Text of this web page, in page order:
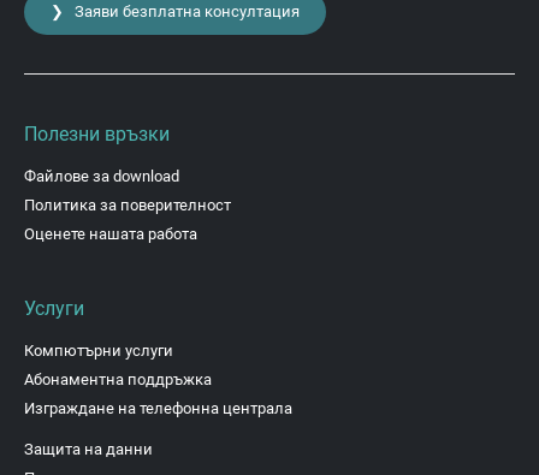
❯ Заяви безплатна консултация
Полезни връзки
Файлове за download
Политика за поверителност
Оценете нашата работа
Услуги
Компютърни услуги
Абонаментна поддръжка
Изграждане на телефонна централа
Защита на данни